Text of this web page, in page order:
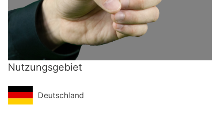
Nutzungsgebiet
Deutschland